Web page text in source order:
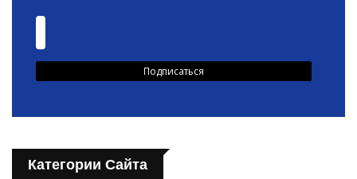
Категории Сайта